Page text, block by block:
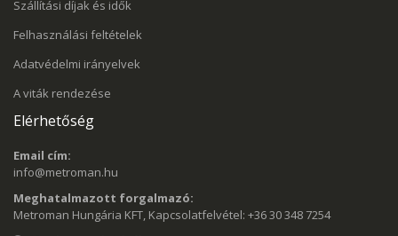
Szállítási díjak és idők
Felhasználási feltételek
Adatvédelmi irányelvek
A viták rendezése
Elérhetőség
Email cím:
info@metroman.hu
Meghatalmazott forgalmazó:
Metroman Hungária KFT, Kapcsolatfelvétel: +36 30 348 7254